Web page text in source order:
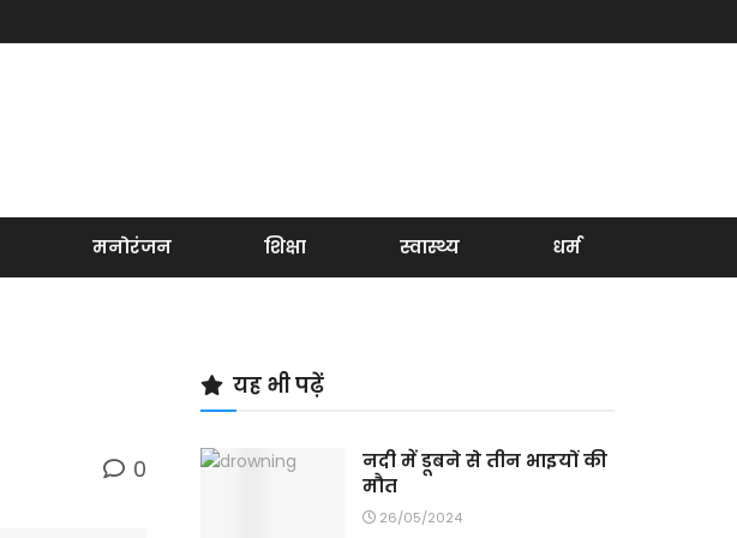
मनोरंजन शिक्षा स्वास्थ्य धर्म
0
यह भी पढ़ें
नदी में डूबने से तीन भाइयों की
मौत
26/05/2024